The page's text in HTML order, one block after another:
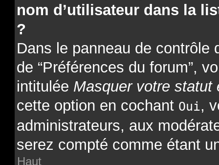
nom d’utilisateur dans la
?
Dans le panneau de contrôle
de “Préférences du forum”,
intitulée Masquer votre statut
cette option en cochant Oui,
administrateurs, aux
serez compté comme étant
Haut